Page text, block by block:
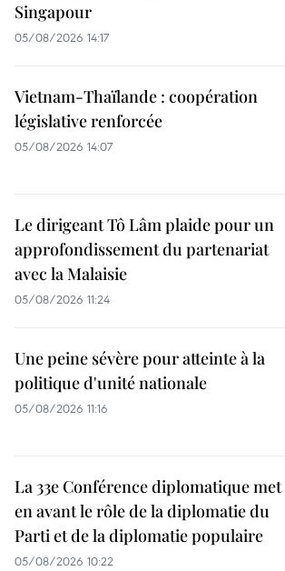
Singapour
05/08/2026 14:17
Vietnam-Thaïlande : coopération
législative renforcée
05/08/2026 14:07
Le dirigeant Tô Lâm plaide pour un
approfondissement du partenariat
avec la Malaisie
05/08/2026 11:24
Une peine sévère pour atteinte à la
politique d'unité nationale
05/08/2026 11:16
La 33e Conférence diplomatique met
en avant le rôle de la diplomatie du
Parti et de la diplomatie populaire
05/08/2026 10:22